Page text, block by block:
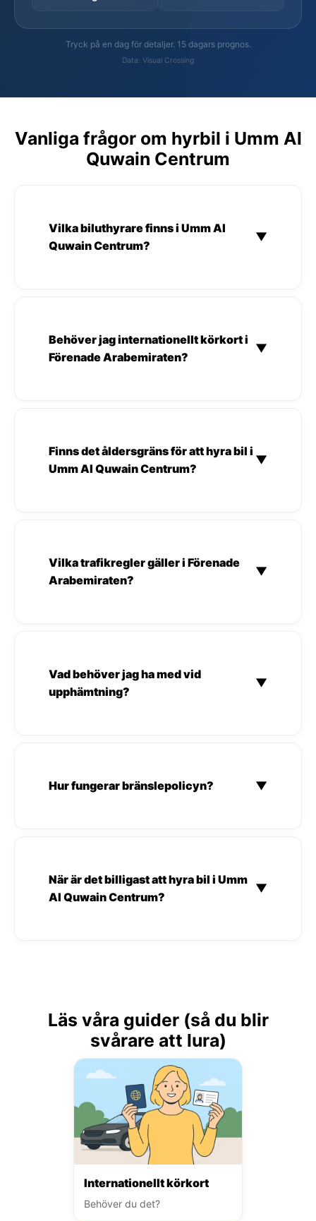
Tryck på en dag för detaljer. 15 dagars prognos.
Data: Visual Crossing
Vanliga frågor om hyrbil i Umm Al
Quwain Centrum
Vilka biluthyrare finns i Umm Al
Quwain Centrum?
▼
Behöver jag internationellt körkort i
Förenade Arabemiraten?
▼
Finns det åldersgräns för att hyra bil i
Umm Al Quwain Centrum?
▼
Vilka trafikregler gäller i Förenade
Arabemiraten?
▼
Vad behöver jag ha med vid
upphämtning?
▼
Hur fungerar bränslepolicyn? ▼
När är det billigast att hyra bil i Umm
Al Quwain Centrum?
▼
Läs våra guider (så du blir
svårare att lura)
Internationellt körkort
Behöver du det?